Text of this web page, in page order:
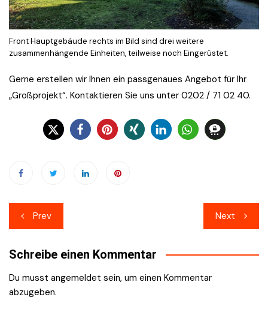
Front Hauptgebäude rechts im Bild sind drei weitere
zusammenhängende Einheiten, teilweise noch Eingerüstet.
Gerne erstellen wir Ihnen ein passgenaues Angebot für Ihr
„Großprojekt“. Kontaktieren Sie uns unter 0202 / 71 02 40.
Beitragsnavigation
Prev Next
Schreibe einen Kommentar
Du musst angemeldet sein, um einen Kommentar
abzugeben.